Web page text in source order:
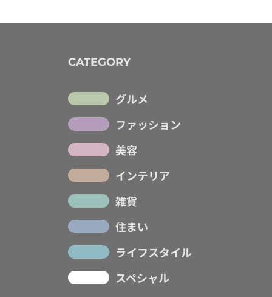
CATEGORY
グルメ
ファッション
美容
インテリア
雑貨
住まい
ライフスタイル
スペシャル